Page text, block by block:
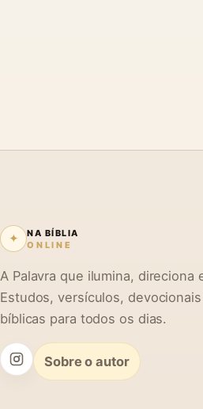
✦
NA BÍBLIA
ONLINE
A Palavra que ilumina, direciona
Estudos, versículos,
bíblicas para todos os dias.
Sobre o autor